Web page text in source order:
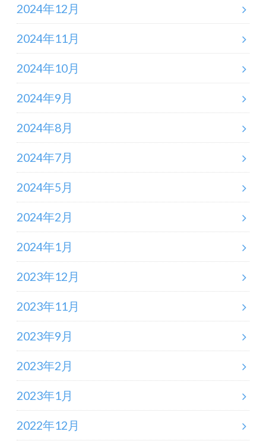
2024年12月
2024年11月
2024年10月
2024年9月
2024年8月
2024年7月
2024年5月
2024年2月
2024年1月
2023年12月
2023年11月
2023年9月
2023年2月
2023年1月
2022年12月